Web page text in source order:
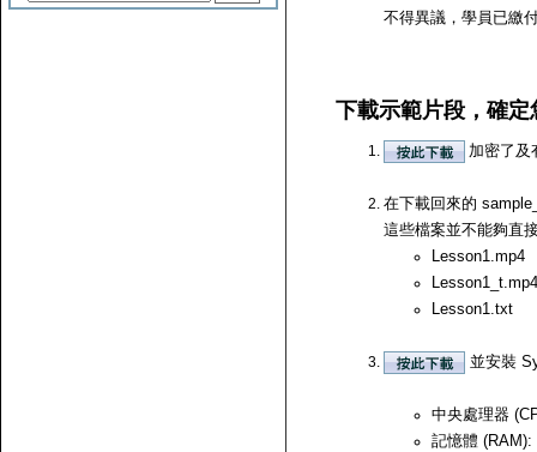
不得異議，學員已繳
下載示範片段，確
加密了及
在下載回來的
這些檔案並不能夠直
Lesson1.mp4
Lesson1_t.mp4
Lesson1.txt
並安裝
中央處理器
記憶體